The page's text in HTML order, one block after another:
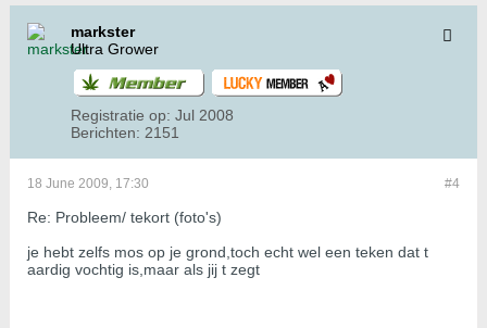
markster
Ultra Grower
Registratie op: Jul 2008
Berichten: 2151
#4
18 June 2009, 17:30
Re: Probleem/ tekort (foto's)
je hebt zelfs mos op je grond,toch echt wel een teken dat t
aardig vochtig is,maar als jij t zegt